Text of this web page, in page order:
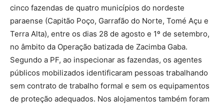
cinco fazendas de quatro municípios do nordeste
paraense (Capitão Poço, Garrafão do Norte, Tomé Açu e
Terra Alta), entre os dias 28 de agosto e 1º de setembro,
no âmbito da Operação batizada de Zacimba Gaba.
Segundo a PF, ao inspecionar as fazendas, os agentes
públicos mobilizados identificaram pessoas trabalhando
sem contrato de trabalho formal e sem os equipamentos
de proteção adequados. Nos alojamentos também foram